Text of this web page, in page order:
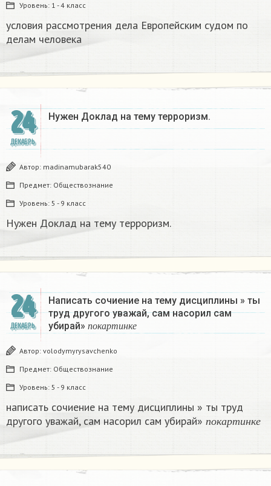
Уровень: 1 - 4 класс
условия рассмотрения дела Европейским судом по
делам человека
24
ДЕКАБРЬ
Нужен Доклад на тему терроризм.
Автор: madinamubarak540
Предмет: Обществознание
Уровень: 5 - 9 класс
Нужен Доклад на тему терроризм.
24
ДЕКАБРЬ
Написать сочиение на тему дисциплины » ты
труд другого уважай, сам насорил сам
убирай»
по ка р т и н ке
п ока ртинке
Автор: volodymyrysavchenko
Предмет: Обществознание
Уровень: 5 - 9 класс
написать сочиение на тему дисциплины » ты труд
другого уважай, сам насорил сам убирай»
п о ка р т и н ке
по карт